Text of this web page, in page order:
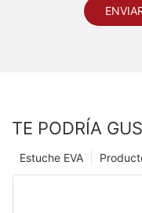
TE PODRÍA
Estuche EVA